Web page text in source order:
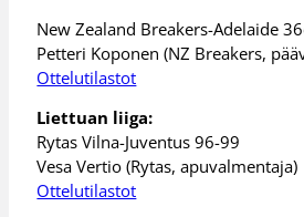
New Zealand Breakers-Adelaide
Petteri Koponen (NZ Breakers,
Ottelutilastot
Liettuan liiga:
Rytas Vilna-Juventus 96-99
Vesa Vertio (Rytas, apuvalmentaja)
Ottelutilastot